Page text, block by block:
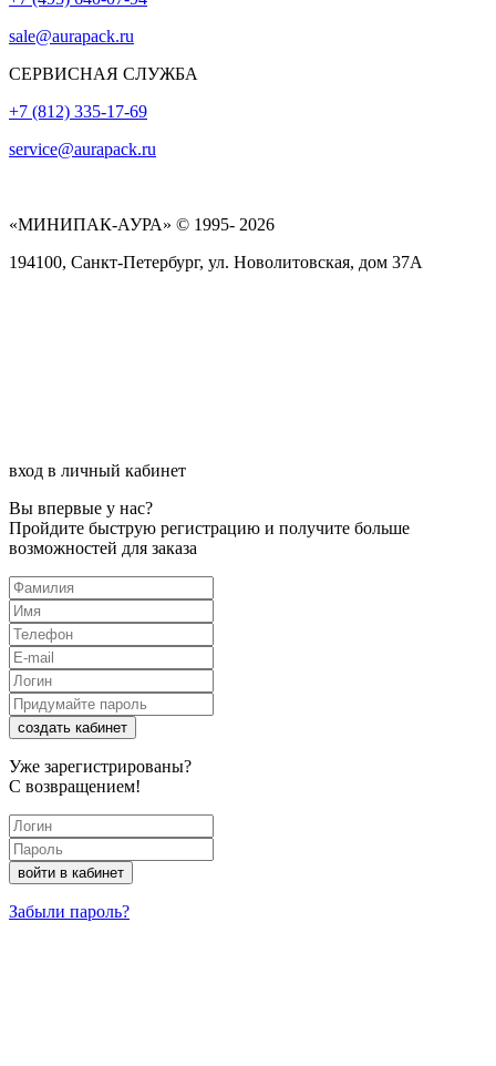
sale@aurapack.ru
СЕРВИСНАЯ СЛУЖБА
+7 (812) 335-17-69
service@aurapack.ru
«МИНИПАК-АУРА» © 1995- 2026
194100, Санкт-Петербург, ул. Новолитовская, дом 37А
вход в личный кабинет
Вы впервые у нас?
Пройдите быструю регистрацию и получите больше
возможностей для заказа
создать кабинет
Уже зарегистрированы?
С возвращением!
войти в кабинет
Забыли пароль?